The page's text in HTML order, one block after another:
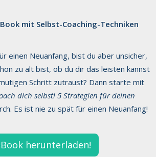
mit Selbst-Coaching-Techniken
einen Neuanfang, bist du aber unsicher,
zu alt bist, ob du dir das leisten kannst
Schritt zutraust? Dann starte mit
dich selbst! 5 Strategien für deinen
Es ist nie zu spät für einen Neuanfang!
Book herunterladen!